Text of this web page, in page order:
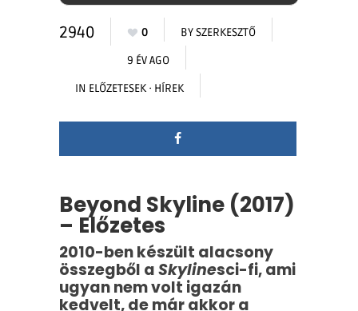
2940 0 BYSZERKESZTŐ
9 ÉV AGO
IN ELŐZETESEK · HÍREK
Beyond Skyline (2017)
– Előzetes
2010-ben készült alacsony
összegből aSkylinesci-fi, ami
ugyan nem volt igazán
kedvelt, de már akkor a